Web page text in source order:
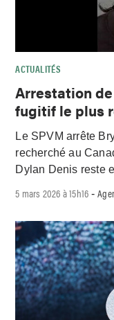
ACTUALITÉS
Arrestation
fugitif le plus
Le SPVM arrête
recherché au
Dylan Denis reste
5 mars 2026 à 15h16 -